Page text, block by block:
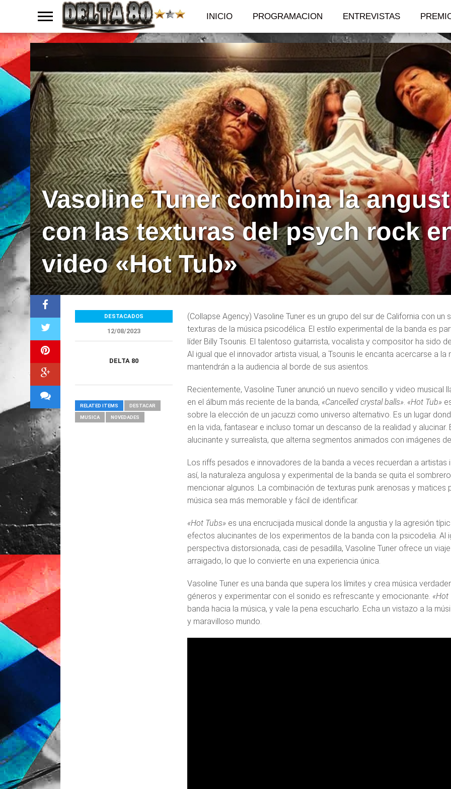
INICIO PROGRAMACION ENTREVISTAS
Vasoline Tuner combina la
con las texturas del psych rock
video «Hot Tub»
(Collapse Agency) Vasoline Tuner es un grupo del sur de California con
texturas de la música psicodélica. El estilo experimental de la banda es
líder Billy Tsounis. El talentoso guitarrista, vocalista y compositor ha sido
Al igual que el innovador artista visual, a Tsounis le encanta acercarse a
mantendrán a la audiencia al borde de sus asientos.
Recientemente, Vasoline Tuner anunció un nuevo sencillo y video musical
en el álbum más reciente de la banda, «Cancelled crystal balls». «Hot Tub»
sobre la elección de un jacuzzi como universo alternativo. Es un lugar
en la vida, fantasear e incluso tomar un descanso de la realidad y
alucinante y surrealista, que alterna segmentos animados con imágenes
Los riffs pesados ​​e innovadores de la banda a veces recuerdan a
así, la naturaleza angulosa y experimental de la banda se quita el
mencionar algunos. La combinación de texturas punk arenosas y
música sea más memorable y fácil de identificar.
«Hot Tubs»es una encrucijada musical donde la angustia y la agresión
efectos alucinantes de los experimentos de la banda con la psicodelia. Al
perspectiva distorsionada, casi de pesadilla, Vasoline Tuner ofrece un
arraigado, lo que lo convierte en una experiencia única.
Vasoline Tuner es una banda que supera los límites y crea música
géneros y experimentar con el sonido es refrescante y emocionante. «Hot
banda hacia la música, y vale la pena escucharlo. Echa un vistazo a la
y maravilloso mundo.
DESTACADOS
12/08/2023
DELTA 80
RELATED ITEMS DESTACAR
MUSICA NOVEDADES